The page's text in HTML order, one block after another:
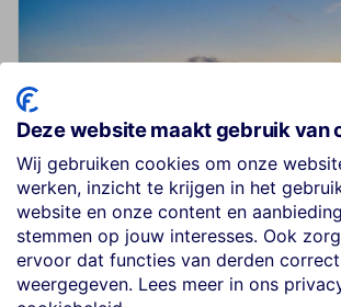
Adults Only
Bekijk aanbod
Deze website maakt gebruik van
Wij gebruiken cookies om onze
werken, inzicht te krijgen in het
website en onze content en
stemmen op jouw interesses. Ook
ervoor dat functies van derden
weergegeven. Lees meer in ons